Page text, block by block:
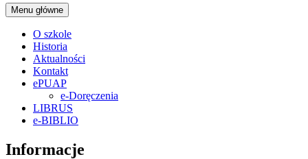
Menu główne
O szkole
Historia
Aktualności
Kontakt
ePUAP
e-Doręczenia
LIBRUS
e-BIBLIO
Informacje